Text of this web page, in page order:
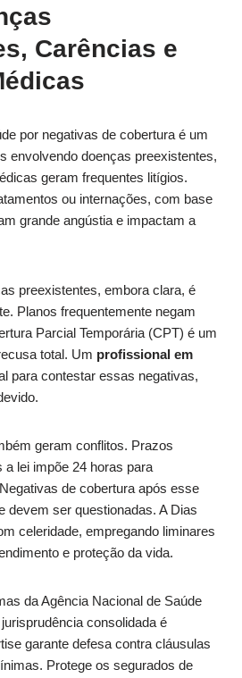
Carências e
por negativas de cobertura é um
envolvendo doenças preexistentes,
geram frequentes litígios.
ou internações, com base
grande angústia e impactam a
preexistentes, embora clara, é
Planos frequentemente negam
Parcial Temporária (CPT) é um
total. Um profissional em
para contestar essas negativas,
geram conflitos. Prazos
lei impõe 24 horas para
de cobertura após esse
devem ser questionadas. A Dias
celeridade, empregando liminares
e proteção da vida.
da Agência Nacional de Saúde
consolidada é
garante defesa contra cláusulas
Protege os segurados de